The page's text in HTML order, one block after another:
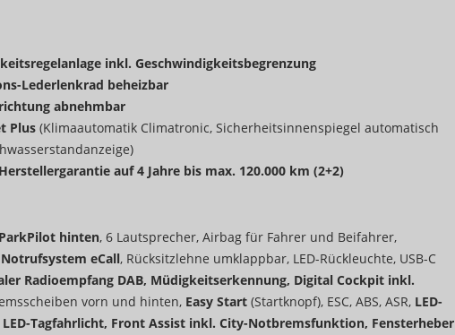
inkl. Geschwindigkeitsbegrenzung
Lederlenkrad beheizbar
abnehmbar
Plus (Klimaautomatik Climatronic, Sicherheitsinnenspiegel automatisch
auf 4 Jahre bis max. 120.000 km (2+2)
hinten, 6 Lautsprecher, Airbag für Fahrer und Beifahrer,
Notrufsystem eCall, Rücksitzlehne umklappbar, LED-Rückleuchte, USB-C
Radioempfang DAB, Müdigkeitserkennung, Digital Cockpit inkl.
vorn und hinten, Easy Start (Startknopf), ESC, ABS, ASR, LED-
Tagfahrlicht, Front Assist inkl. City-Notbremsfunktion, Fensterheber